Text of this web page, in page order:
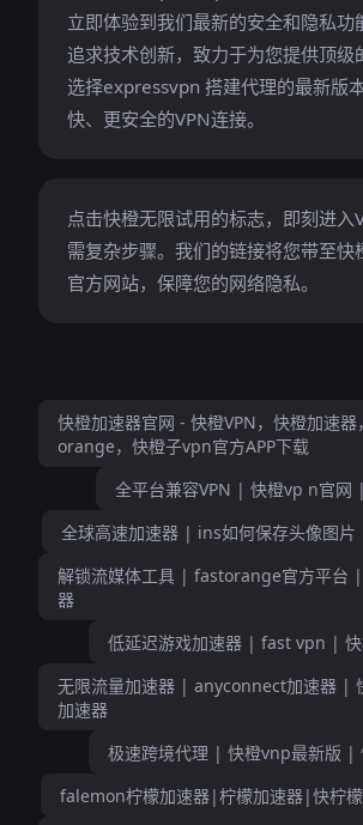
立即体验到我们最新的安全和隐私功
追求技术创新，致力于为您提供顶级
选择expressvpn 搭建代理的最新版
快、更安全的VPN连接。
点击快橙无限试用的标志，即刻进入
需复杂步骤。我们的链接将您带至快
官方网站，保障您的网络隐私。
快橙加速器官网 - 快橙VPN，快橙加速
orange，快橙子vpn官方APP下载
全平台兼容VPN | 快橙vp n官网
全球高速加速器 | ins如何保存头像图片
解锁流媒体工具 | fastorange官方平台
器
低延迟游戏加速器 | fast vpn | 快
无限流量加速器 | anyconnect加速器 |
加速器
极速跨境代理 | 快橙vnp最新版 |
falemon柠檬加速器|柠檬加速器|快柠